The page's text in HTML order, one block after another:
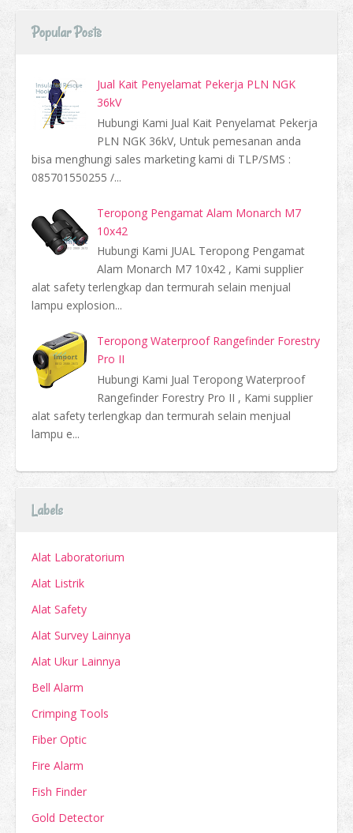
Popular Posts
Jual Kait Penyelamat Pekerja PLN NGK
36kV
Hubungi Kami Jual Kait Penyelamat Pekerja
PLN NGK 36kV, Untuk pemesanan anda
bisa menghungi sales marketing kami di TLP/SMS :
085701550255 /...
Teropong Pengamat Alam Monarch M7
10x42
Hubungi Kami JUAL Teropong Pengamat
Alam Monarch M7 10x42 , Kami supplier
alat safety terlengkap dan termurah selain menjual
lampu explosion...
Teropong Waterproof Rangefinder Forestry
Pro II
Hubungi Kami Jual Teropong Waterproof
Rangefinder Forestry Pro II , Kami supplier
alat safety terlengkap dan termurah selain menjual
lampu e...
Labels
Alat Laboratorium
Alat Listrik
Alat Safety
Alat Survey Lainnya
Alat Ukur Lainnya
Bell Alarm
Crimping Tools
Fiber Optic
Fire Alarm
Fish Finder
Gold Detector